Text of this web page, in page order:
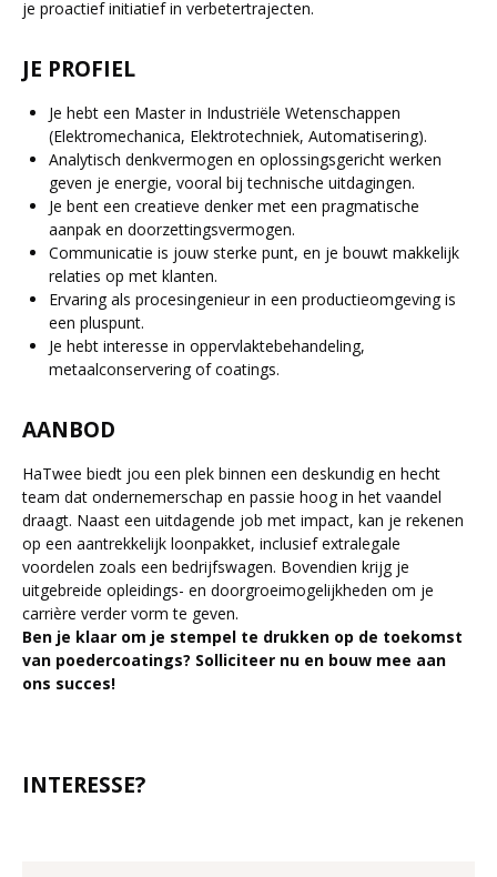
je proactief initiatief in verbetertrajecten.
JE PROFIEL
Je hebt een Master in Industriële Wetenschappen
(Elektromechanica, Elektrotechniek, Automatisering).
Analytisch denkvermogen en oplossingsgericht werken
geven je energie, vooral bij technische uitdagingen.
Je bent een creatieve denker met een pragmatische
aanpak en doorzettingsvermogen.
Communicatie is jouw sterke punt, en je bouwt makkelijk
relaties op met klanten.
Ervaring als procesingenieur in een productieomgeving is
een pluspunt.
Je hebt interesse in oppervlaktebehandeling,
metaalconservering of coatings.
AANBOD
HaTwee biedt jou een plek binnen een deskundig en hecht
team dat ondernemerschap en passie hoog in het vaandel
draagt. Naast een uitdagende job met impact, kan je rekenen
op een aantrekkelijk loonpakket, inclusief extralegale
voordelen zoals een bedrijfswagen. Bovendien krijg je
uitgebreide opleidings- en doorgroeimogelijkheden om je
carrière verder vorm te geven.
Ben je klaar om je stempel te drukken op de toekomst
van poedercoatings? Solliciteer nu en bouw mee aan
ons succes!
INTERESSE?